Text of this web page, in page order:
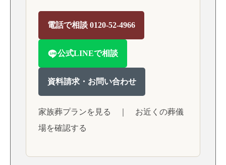
電話で相談 0120-52-4966
公式LINEで相談
資料請求・お問い合わせ
家族葬プランを見る
お近くの葬儀
場を確認する